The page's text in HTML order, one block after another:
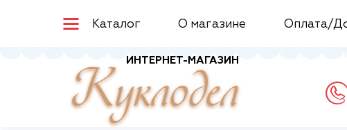
Каталог О магазине Оплата/
ИНТЕРНЕТ-МАГАЗИН
Куклодел